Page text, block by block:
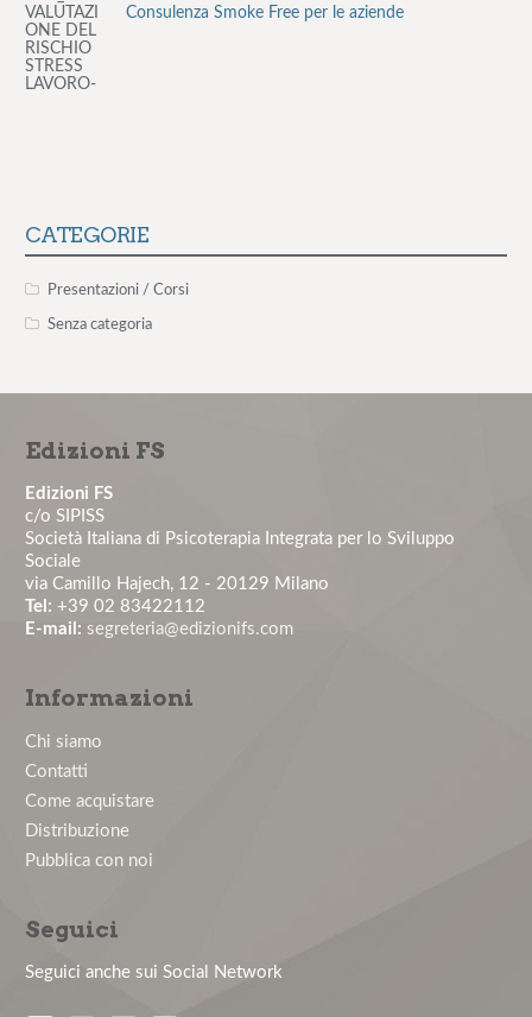
Consulenza Smoke Free per le aziende
La comunicazione medico-paziente: tecniche
pratiche per costruire un'a...
Master in Psicologia Clinica del Lavoro - Edizione
Nuovo numero del Journal of Health and Social
Corso di aggiornamento in Psicologia Clinica del
CATEGORIE
Presentazioni / Corsi
Senza categoria
Edizioni FS
Edizioni FS
c/o SIPISS
Società Italiana di Psicoterapia Integrata per lo Sviluppo
Sociale
via Camillo Hajech, 12 - 20129 Milano
Tel: +39 02 83422112
E-mail: segreteria@edizionifs.com
Informazioni
Chi siamo
Contatti
Come acquistare
Distribuzione
Pubblica con noi
Seguici
Seguici anche sui Social Network